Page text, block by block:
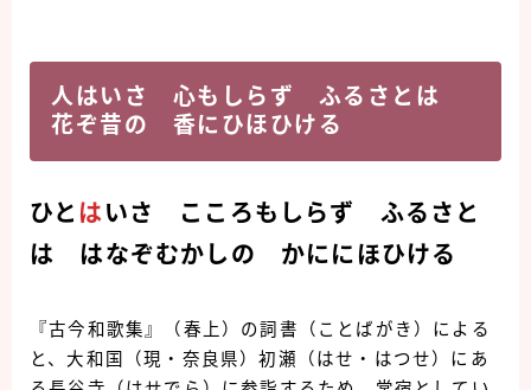
人はいさ 心もしらず ふるさとは
花ぞ昔の 香にひほひける
ひと はいさ こころもしらず ふるさと
は はなぞむかしの かににほひける
『古今和歌集』（春上）の詞書（ことばがき）による
と、大和国（現・奈良県）初瀬（はせ・はつせ）にあ